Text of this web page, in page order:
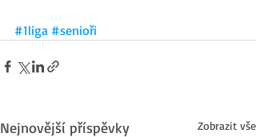
#1liga #senioři
Nejnovější příspěvky Zobrazit vše